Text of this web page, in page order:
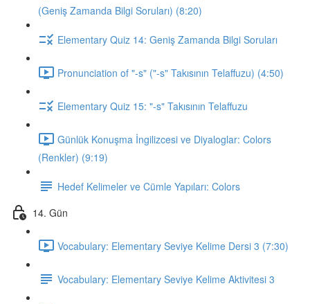
(Geniş Zamanda Bilgi Soruları) (8:20)
Elementary Quiz 14: Geniş Zamanda Bilgi Soruları
Pronunciation of "-s" ("-s" Takısının Telaffuzu) (4:50)
Elementary Quiz 15: "-s" Takısının Telaffuzu
Günlük Konuşma İngilizcesi ve Diyaloglar: Colors
(Renkler) (9:19)
Hedef Kelimeler ve Cümle Yapıları: Colors
14. Gün
Vocabulary: Elementary Seviye Kelime Dersi 3 (7:30)
Vocabulary: Elementary Seviye Kelime Aktivitesi 3